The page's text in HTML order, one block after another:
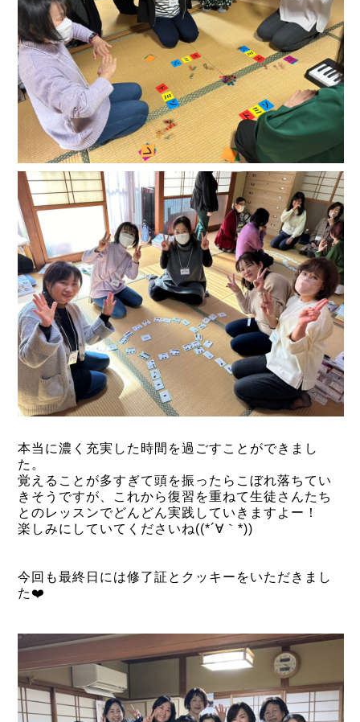
本当に濃く充実した時間を過ごすことができまし
た。
覚えることが多すぎて頭を振ったらこぼれ落ちてい
きそうですが、これから復習を重ねて生徒さんたち
とのレッスンでどんどん実践していきますよー！
楽しみにしていてくださいね((*´∀｀*))
今回も最終日には修了証とクッキーをいただきまし
た❤️